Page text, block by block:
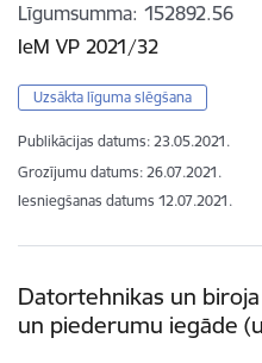
Līgumsumma 152892.56
IeM VP 2021/32
Uzsākta līguma slēgšana
Publikācijas datums: 23.05.2021.
Grozījumu datums: 26.07.2021.
Iesniegšanas datums 12.07.2021.
Datortehnikas un
un piederumu iegāde